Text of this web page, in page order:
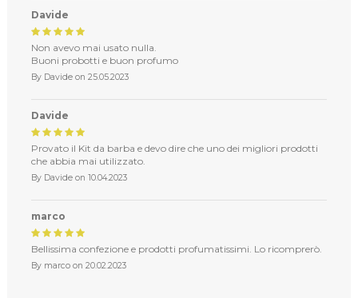
Davide
Non avevo mai usato nulla.
Buoni probotti e buon profumo
By Davideon 25.05.2023
Davide
Provato il Kit da barba e devo dire che uno dei migliori prodotti
che abbia mai utilizzato.
By Davideon 10.04.2023
marco
Bellissima confezione e prodotti profumatissimi. Lo ricomprerò.
By marcoon 20.02.2023